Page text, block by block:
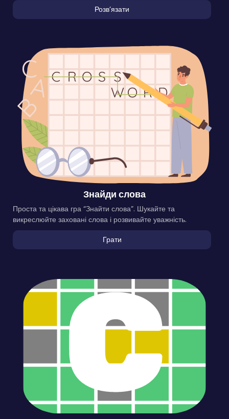
Розвʼязати
Знайди слова
Проста та цікава гра “Знайти слова”. Шукайте та
викреслюйте заховані слова і розвивайте уважність.
Грати